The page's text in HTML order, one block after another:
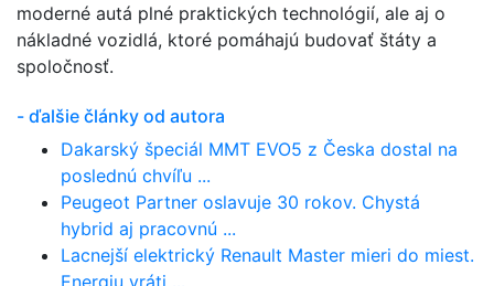
moderné autá plné praktických technológií, ale aj o
nákladné vozidlá, ktoré pomáhajú budovať štáty a
spoločnosť.
- ďalšie články od autora
Dakarský špeciál MMT EVO5 z Česka dostal na
poslednú chvíľu ...
Peugeot Partner oslavuje 30 rokov. Chystá
hybrid aj pracovnú ...
Lacnejší elektrický Renault Master mieri do miest.